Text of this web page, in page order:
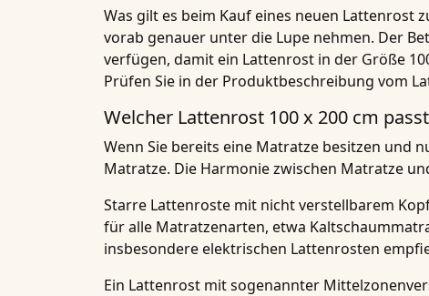
Was gilt es beim Kauf eines neuen Lattenrost
vorab genauer unter die Lupe nehmen. Der
verfügen, damit ein Lattenrost in der Größe
Prüfen Sie in der Produktbeschreibung vom
Welcher Lattenrost 100 x 200 cm
Wenn Sie bereits eine Matratze besitzen und
Matratze. Die Harmonie zwischen Matratze
Starre Lattenroste mit nicht verstellbarem
für alle Matratzenarten, etwa
insbesondere elektrischen Lattenrosten
Ein Lattenrost mit sogenannter